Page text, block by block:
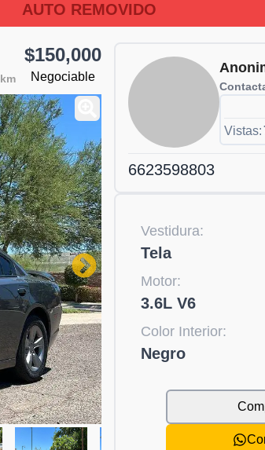
AUTO REMOVIDO
$150,000
Negociable
Vistas:
6623598803
Vestidura:
Tela
Motor:
3.6L V6
Color Interior:
Negro